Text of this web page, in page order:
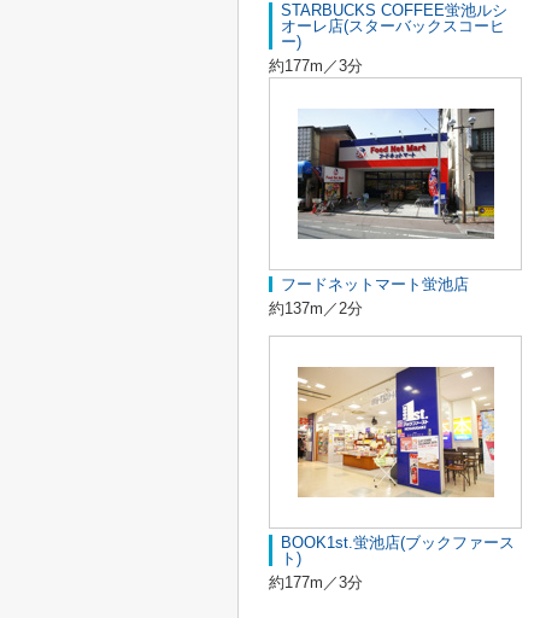
STARBUCKS COFFEE蛍池ルシ
オーレ店(スターバックスコーヒ
ー)
約177m／3分
フードネットマート蛍池店
約137m／2分
BOOK1st.蛍池店(ブックファース
ト)
約177m／3分